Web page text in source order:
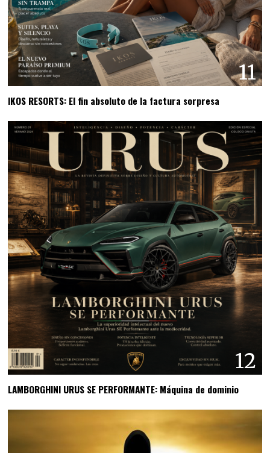
11
IKOS RESORTS: El fin absoluto de la factura sorpresa
12
LAMBORGHINI URUS SE PERFORMANTE: Máquina de dominio